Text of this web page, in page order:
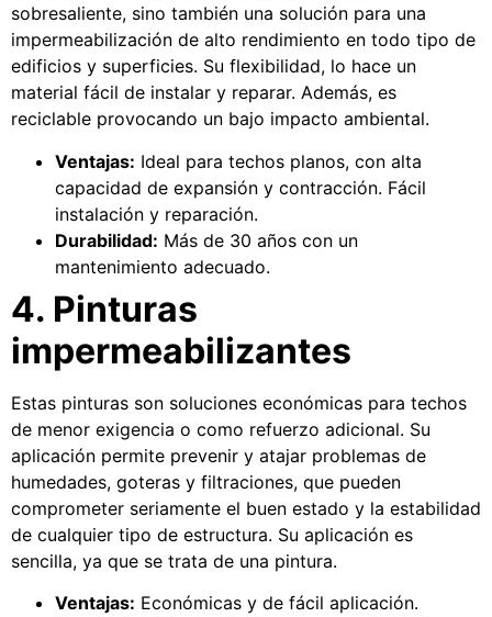
sobresaliente, sino también una solución para una
impermeabilización de alto rendimiento en todo tipo de
edificios y superficies. Su flexibilidad, lo hace un
material fácil de instalar y reparar. Además, es
reciclable provocando un bajo impacto ambiental.
Ventajas: Ideal para techos planos, con alta
capacidad de expansión y contracción. Fácil
instalación y reparación.
Durabilidad: Más de 30 años con un
mantenimiento adecuado.
4. Pinturas
impermeabilizantes
Estas pinturas son soluciones económicas para techos
de menor exigencia o como refuerzo adicional. Su
aplicación permite prevenir y atajar problemas de
humedades, goteras y filtraciones, que pueden
comprometer seriamente el buen estado y la estabilidad
de cualquier tipo de estructura. Su aplicación es
sencilla, ya que se trata de una pintura.
Ventajas: Económicas y de fácil aplicación.